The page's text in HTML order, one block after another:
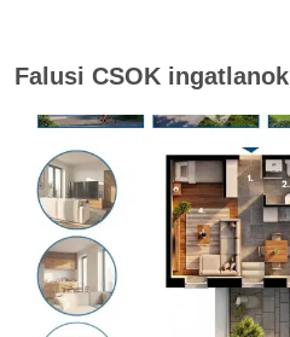
Falusi CSOK ingatlanok